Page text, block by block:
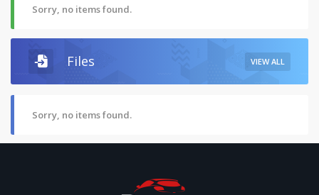
Sorry, no items found.
Files VIEW ALL
Sorry, no items found.